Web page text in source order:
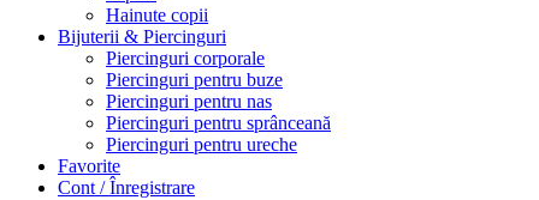
Hainute copii
Bijuterii & Piercinguri
Piercinguri corporale
Piercinguri pentru buze
Piercinguri pentru nas
Piercinguri pentru sprânceană
Piercinguri pentru ureche
Favorite
Cont / Înregistrare